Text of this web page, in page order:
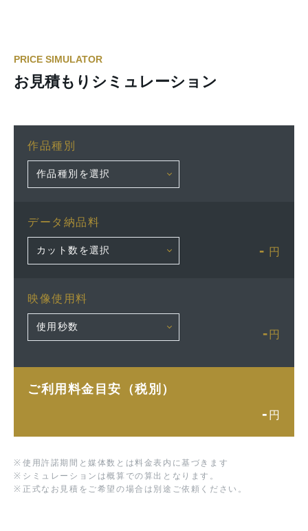
PRICE SIMULATOR
お見積もりシミュレーション
作品種別
データ納品料
- 円
映像使用料
- 円
ご利用料金目安（税別）
- 円
※ 使用許諾期間と媒体数とは料金表内に基づきます
※ シミュレーションは概算での算出となります。
※ 正式なお見積をご希望の場合は別途ご依頼ください。